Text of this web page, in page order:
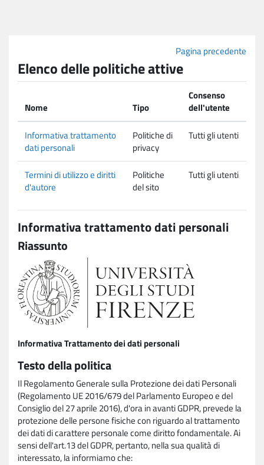
Pagina precedente
Elenco delle politiche attive
Nome Tipo
Consenso
dell'utente
Informativa trattamento
dati personali
Politiche di
privacy
Tutti gli utenti
Termini di utilizzo e diritti
d'autore
Politiche
del sito
Tutti gli utenti
Informativa trattamento dati personali
Riassunto
Informativa Trattamento dei dati personali
Testo della politica
Il Regolamento Generale sulla Protezione dei dati Personali
(Regolamento UE 2016/679 del Parlamento Europeo e del
Consiglio del 27 aprile 2016), d'ora in avanti GDPR, prevede la
protezione delle persone fisiche con riguardo al trattamento
dei dati di carattere personale come diritto fondamentale. Ai
sensi dell'art.13 del GDPR, pertanto, nella sua qualità di
interessato, la informiamo che: